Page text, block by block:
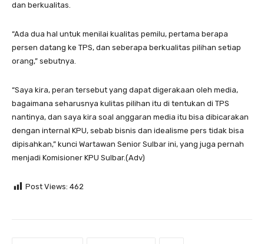
dan berkualitas.
“Ada dua hal untuk menilai kualitas pemilu, pertama berapa
persen datang ke TPS, dan seberapa berkualitas pilihan setiap
orang,” sebutnya.
“Saya kira, peran tersebut yang dapat digerakaan oleh media,
bagaimana seharusnya kulitas pilihan itu di tentukan di TPS
nantinya, dan saya kira soal anggaran media itu bisa dibicarakan
dengan internal KPU, sebab bisnis dan idealisme pers tidak bisa
dipisahkan,” kunci Wartawan Senior Sulbar ini, yang juga pernah
menjadi Komisioner KPU Sulbar.(Adv)
Post Views: 462